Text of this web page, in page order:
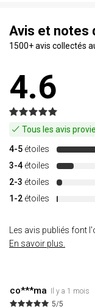
Avis et notes
1500+ avis collectés
4.6
Tous les avis
4-5 étoiles
3-4 étoiles
2-3 étoiles
1-2 étoiles
Les avis publiés font
En savoir plus.
co***ma
Il y a 1 mois
5/5